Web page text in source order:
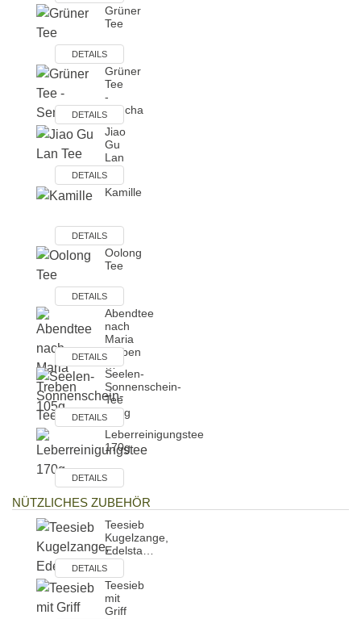
Grüner
Tee
DETAILS
Grüner
Tee
-
Sencha
DETAILS
Jiao
Gu
Lan
Tee
DETAILS
Kamille
DETAILS
Oolong
Tee
DETAILS
Abendtee
nach
Maria
Treben
…
DETAILS
Seelen-
Sonnenschein-
Tee
200g
DETAILS
Leberreinigungstee
170g
DETAILS
NÜTZLICHES ZUBEHÖR
Teesieb
Kugelzange,
Edelsta…
DETAILS
Teesieb
mit
Griff